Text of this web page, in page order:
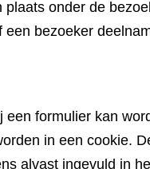
onder de
bezoeker
formulier kan
in een cookie.
alvast ingevuld in